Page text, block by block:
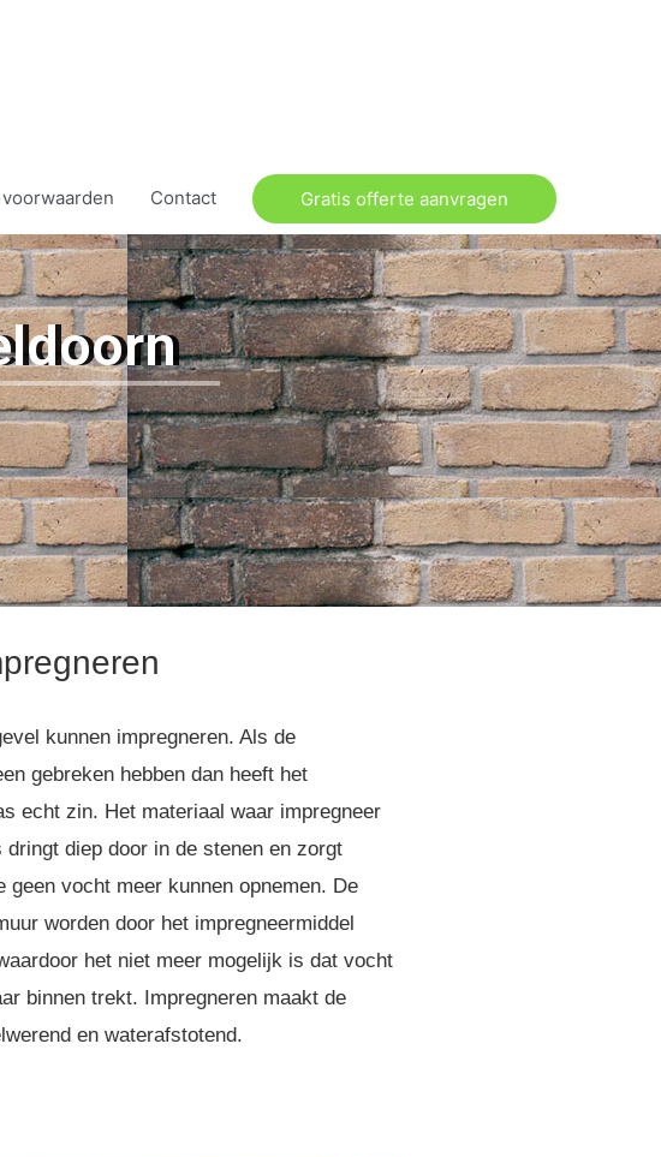
Contact Gratis offerte aanvragen
kunnen impregneren. Als de
gebreken hebben dan heeft het
echt zin. Het materiaal waar impregneer
dringt diep door in de stenen en zorgt
geen vocht meer kunnen opnemen. De
worden door het impregneermiddel
het niet meer mogelijk is dat vocht
binnen trekt. Impregneren maakt de
en waterafstotend.